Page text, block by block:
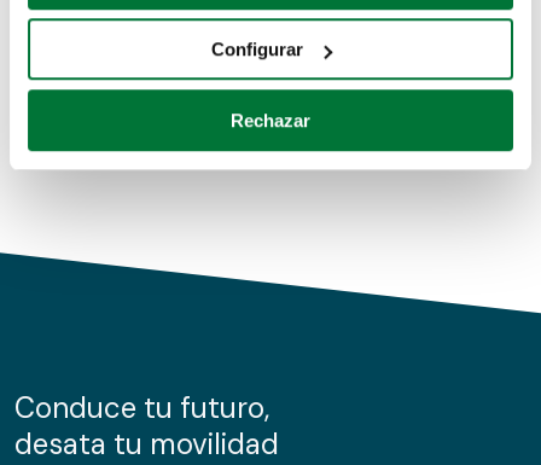
Recopilar información sobre su ubicación geográfica
Identificar su dispositivo analizándolo activamente
para buscar características específicas (huellas
Obtenga más información sobre cómo se procesan sus
de cookies.
información sobre el uso que haga del sitio web con
nuestros partners de redes sociales, publicidad y análisis
Configurar
Rechazar
Coches de km0
Conduce tu futuro,
desata tu movilidad